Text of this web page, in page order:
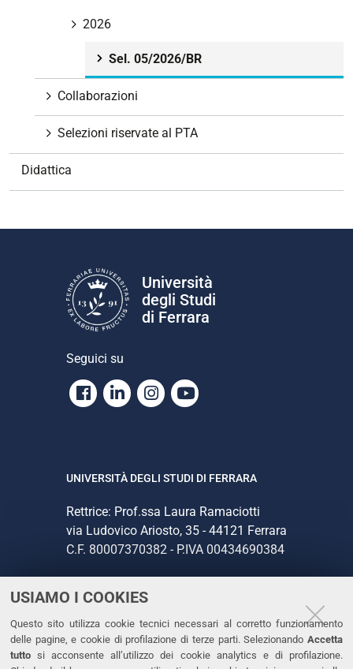
USIAMO I COOKIES
Questo sito utilizza cookie tecnici necessari al corretto funzionamento
delle pagine, e cookie di profilazione di terze parti. Selezionando Accetta
tutto si acconsente all’utilizzo dei cookie analytics e di profilazione.
2026
Sel. 05/2026/BR
Collaborazioni
Selezioni riservate al PTA
Didattica
Università
degli Studi
di Ferrara
Seguici su
Facebook
LinkedinInstagram
Youtube
UNIVERSITÀ DEGLI STUDI DI FERRARA
Rettrice: Prof.ssa Laura Ramaciotti
via Ludovico Ariosto, 35 - 44121 Ferrara
C.F. 80007370382 - P.IVA 00434690384
CONTATTI
Tel. +39 0532 293111
Fax. +39 0532 293031